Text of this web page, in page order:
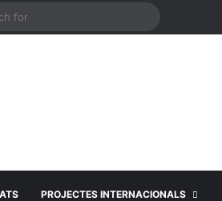
PROJECTES INTERNACIONALS